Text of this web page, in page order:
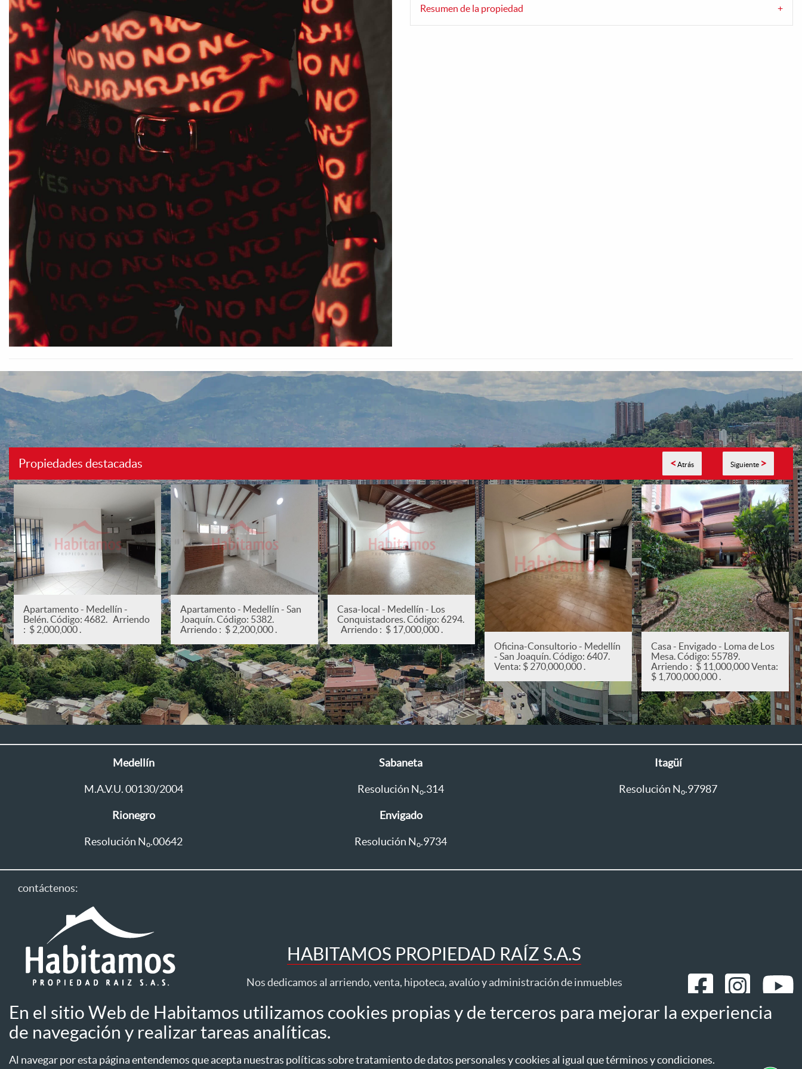
Resumen de la propiedad
Propiedades destacadas < Atrás Siguiente >
Apartamento - Medellín -
Belén. Código: 4682. Arriendo
: $ 2,000,000 .
Apartamento - Medellín - San
Joaquín. Código: 5382.
Arriendo : $ 2,200,000 .
Casa-local - Medellín - Los
Conquistadores. Código: 6294.
Arriendo : $ 17,000,000 .
Oficina-Consultorio - Medellín
- San Joaquín. Código: 6407.
Venta: $ 270,000,000 .
Casa - Envigado - Loma de Los
Mesa. Código: 55789.
Arriendo : $ 11,000,000 Venta:
$ 1,700,000,000 .
Medellín
M.A.V.U. 00130/2004
Sabaneta
Resolución No.314
Itagüí
Resolución No.97987
Rionegro
Resolución No.00642
Envigado
Resolución No.9734
contáctenos:
Línea única: 604 411 1333
HABITAMOS PROPIEDAD RAÍZ S.A.S
Nos dedicamos al arriendo, venta, hipoteca, avalúo y administración de inmuebles
Todos los derechos reservados ® 2026 Habitamos
Aviso de privacidad Tratamiento datos
En el sitio Web de Habitamos utilizamos cookies propias y de terceros para mejorar la experiencia
de navegación y realizar tareas analíticas.
Al navegar por esta página entendemos que acepta nuestras políticas sobre tratamiento de datos personales y cookies al igual que términos y condiciones.